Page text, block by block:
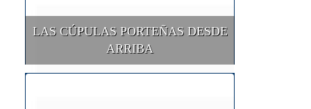
LAS CÚPULAS PORTEÑAS DESDE
ARRIBA